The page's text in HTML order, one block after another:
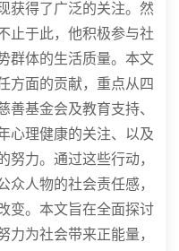
获得了广泛的关注。然
止于此，他积极参与社
群体的生活质量。本文
方面的贡献，重点从四
善基金会及教育支持、
心理健康的关注、以及
努力。通过这些行动，
众人物的社会责任感，
变。本文旨在全面探讨
力为社会带来正能量，